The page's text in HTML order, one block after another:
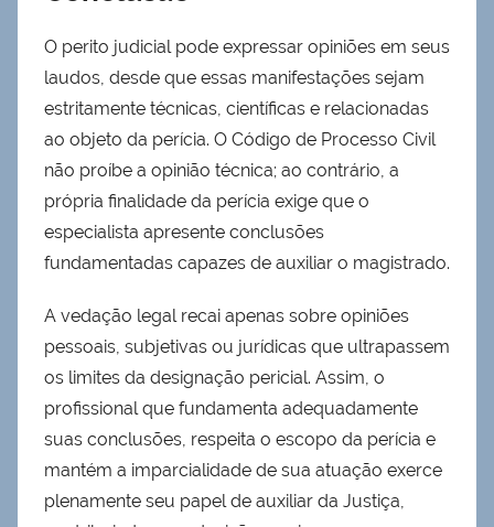
O perito judicial pode expressar opiniões em seus
laudos, desde que essas manifestações sejam
estritamente técnicas, científicas e relacionadas
ao objeto da perícia. O Código de Processo Civil
não proíbe a opinião técnica; ao contrário, a
própria finalidade da perícia exige que o
especialista apresente conclusões
fundamentadas capazes de auxiliar o magistrado.
A vedação legal recai apenas sobre opiniões
pessoais, subjetivas ou jurídicas que ultrapassem
os limites da designação pericial. Assim, o
profissional que fundamenta adequadamente
suas conclusões, respeita o escopo da perícia e
mantém a imparcialidade de sua atuação exerce
plenamente seu papel de auxiliar da Justiça,